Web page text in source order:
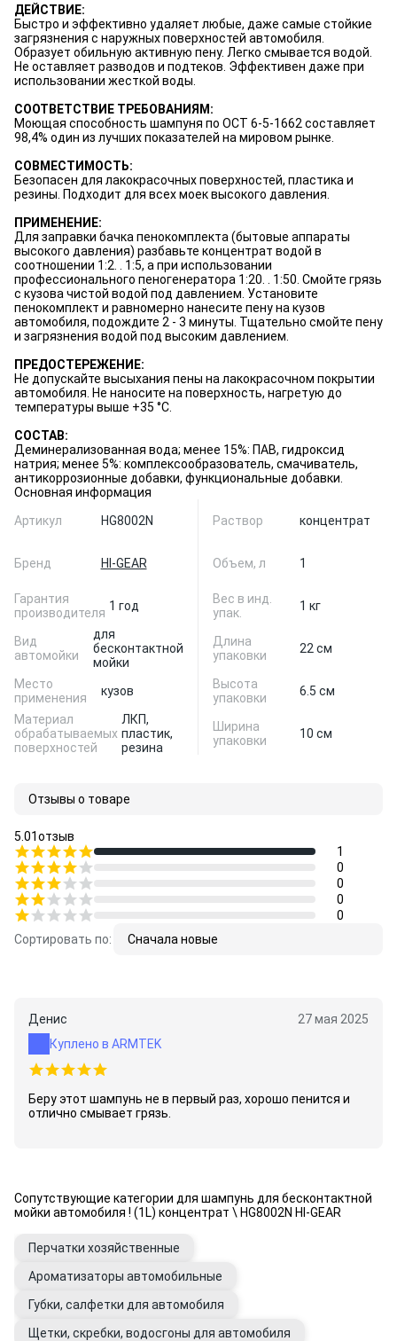
ДЕЙСТВИЕ:
Быстро и эффективно удаляет любые, даже самые стойкие
загрязнения с наружных поверхностей автомобиля.
Образует обильную активную пену. Легко смывается водой.
Не оставляет разводов и подтеков. Эффективен даже при
использовании жесткой воды.
СООТВЕТСТВИЕ ТРЕБОВАНИЯМ:
Моющая способность шампуня по OСТ 6-5-1662 составляет
98,4% один из лучших показателей на мировом рынке.
СОВМЕСТИМОСТЬ:
Безопасен для лакокрасочных поверхностей, пластика и
резины. Подходит для всех моек высокого давления.
ПРИМЕНЕНИЕ:
Для заправки бачка пенокомплекта (бытовые аппараты
высокого давления) разбавьте концентрат водой в
соотношении 1:2. . 1:5, а при использовании
профессионального пеногенератора 1:20. . 1:50. Смойте грязь
с кузова чистой водой под давлением. Установите
пенокомплект и равномерно нанесите пену на кузов
автомобиля, подождите 2 - 3 минуты. Тщательно смойте пену
и загрязнения водой под высоким давлением.
ПРЕДОСТЕРЕЖЕНИЕ:
Не допускайте высыхания пены на лакокрасочном покрытии
автомобиля. Не наносите на поверхность, нагретую до
температуры выше +35 °С.
СОСТАВ:
Деминерализованная вода; менее 15%: ПАВ, гидроксид
натрия; менее 5%: комплексообразователь, смачиватель,
антикоррозионные добавки, функциональные добавки.
Основная информация
Артикул
HG8002N
Бренд HI-GEAR
Гарантия
производителя 1 год
Вид
автомойки
для
бесконтактной
мойки
Место
применения
кузов
Материал
обрабатываемых
поверхностей
ЛКП,
пластик,
резина
Раствор концентрат
Объем, л 1
Вес в инд.
упак.
1 кг
Длина
упаковки
22 см
Высота
упаковки
6.5 см
Ширина
упаковки
10 см
Отзывы о товаре
5.01отзыв
1
0
0
0
0
Сортировать по:
Сначала новые
Денис
27 мая 2025
Куплено в ARMTEK
Беру этот шампунь не в первый раз, хорошо пенится и
отлично смывает грязь.
Сопутствующие категории для шампунь для бесконтактной
мойки автомобиля ! (1L) концентрат \ HG8002N HI-GEAR
Перчатки хозяйственные
Ароматизаторы автомобильные
Губки, салфетки для автомобиля
Щетки, скребки, водосгоны для автомобиля